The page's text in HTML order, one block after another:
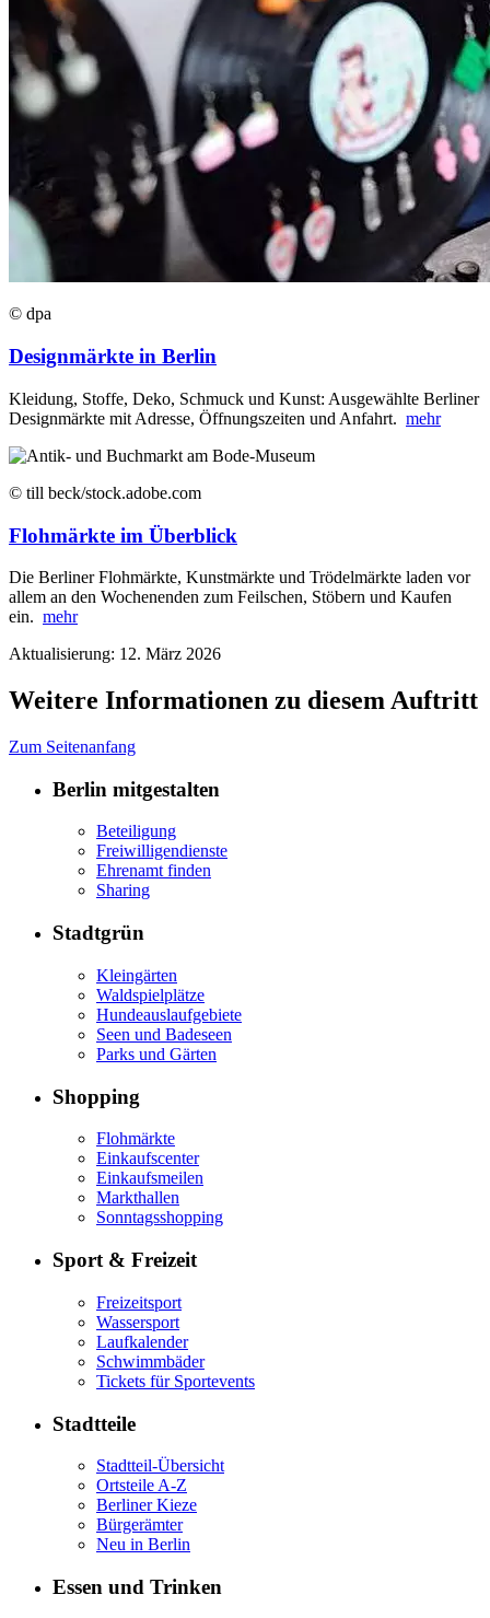
© dpa
Designmärkte in Berlin
Kleidung, Stoffe, Deko, Schmuck und Kunst: Ausgewählte Berliner
Designmärkte mit Adresse, Öffnungszeiten und Anfahrt. mehr
© till beck/stock.adobe.com
Flohmärkte im Überblick
Die Berliner Flohmärkte, Kunstmärkte und Trödelmärkte laden vor
allem an den Wochenenden zum Feilschen, Stöbern und Kaufen
ein. mehr
Aktualisierung: 12. März 2026
Weitere Informationen zu diesem Auftritt
Zum Seitenanfang
Berlin mitgestalten
Beteiligung
Freiwilligendienste
Ehrenamt finden
Sharing
Stadtgrün
Kleingärten
Waldspielplätze
Hundeauslaufgebiete
Seen und Badeseen
Parks und Gärten
Shopping
Flohmärkte
Einkaufscenter
Einkaufsmeilen
Markthallen
Sonntagsshopping
Sport & Freizeit
Freizeitsport
Wassersport
Laufkalender
Schwimmbäder
Tickets für Sportevents
Stadtteile
Stadtteil-Übersicht
Ortsteile A-Z
Berliner Kieze
Bürgerämter
Neu in Berlin
Essen und Trinken